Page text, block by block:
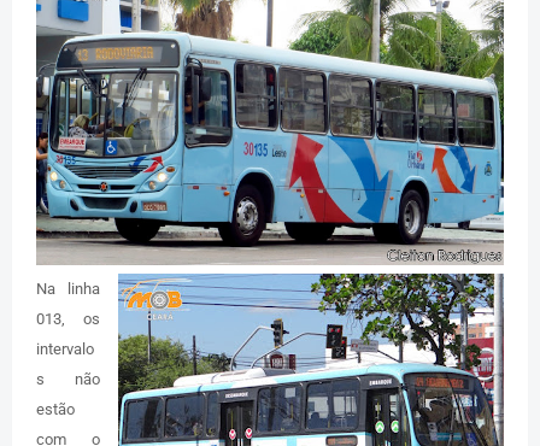
Na linha
013, os
intervalo
s não
estão
com o